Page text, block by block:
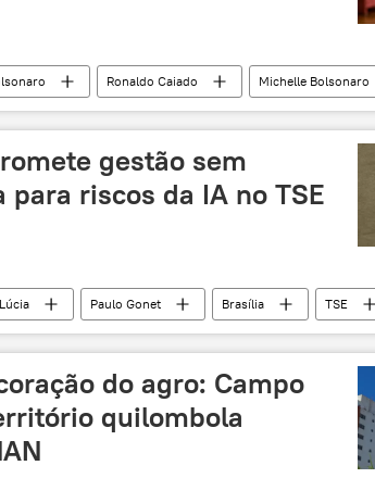
produção de petróleo
Ronaldo Caiado
Michelle Bolsonaro
Datafolha PT PL
eleições
gestão sem
para riscos da IA no TSE
Paulo Gonet Brasília
TSE
Justiça Eleitoral eleições 2026
eleições
do agro: Campo
quilombola